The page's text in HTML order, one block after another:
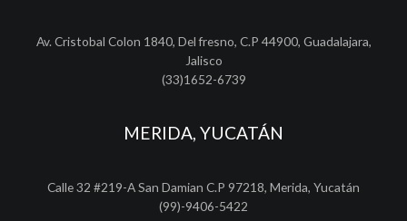
Av. Cristobal Colon 1840, Del fresno, C.P 44900, Guadalajara,
Jalisco
(33)1652-6739
MERIDA, YUCATÁN
Calle 32 #219-A San Damian C.P 97218, Merida, Yucatán
(99)-9406-5422